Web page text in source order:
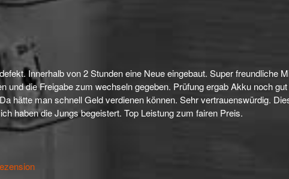
Innerhalb von 2 Stunden eine Neue eingebaut. Super freundliche
und die Freigabe zum wechseln gegeben. Prüfung ergab Akku noch
hätte man schnell Geld verdienen können. Sehr vertrauenswürdig.
haben die Jungs begeistert. Top Leistung zum fairen Preis.